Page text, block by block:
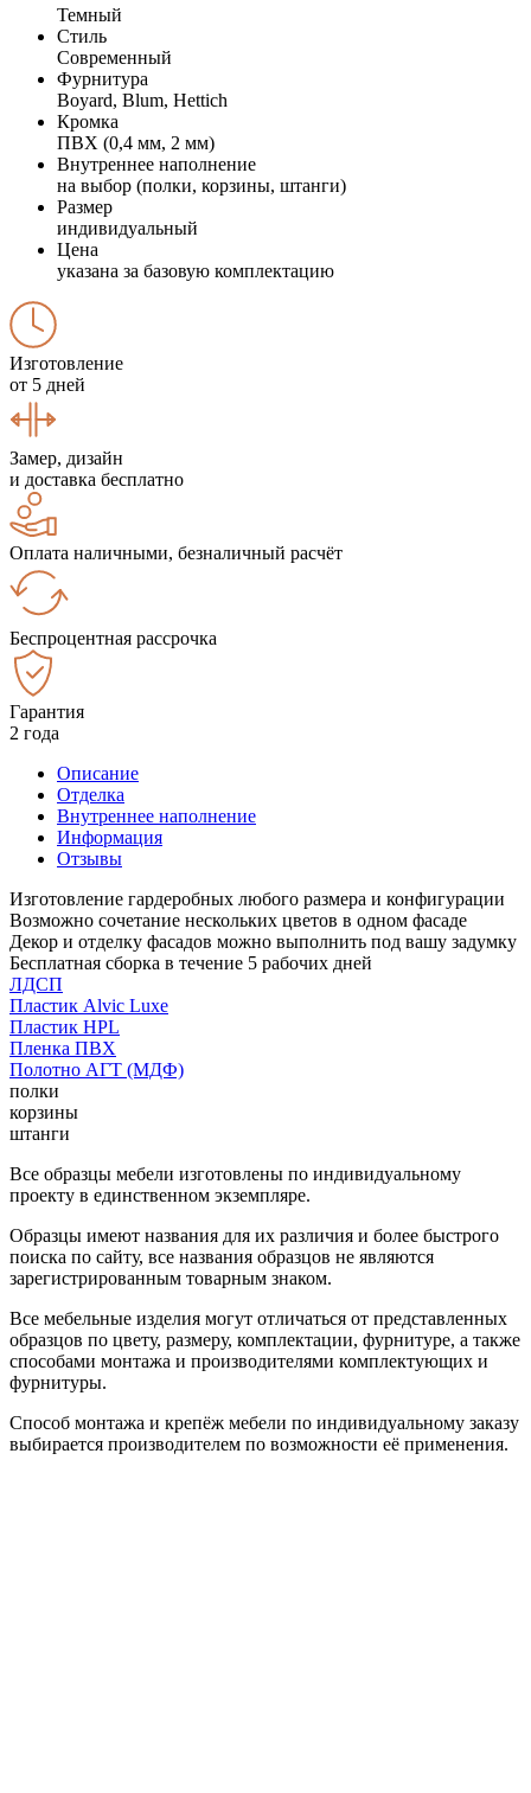
Темный
Стиль
Современный
Фурнитура
Boyard, Blum, Hettich
Кромка
ПВХ (0,4 мм, 2 мм)
Внутреннее наполнение
на выбор (полки, корзины, штанги)
Размер
индивидуальный
Цена
указана за базовую комплектацию
Изготовление
от 5 дней
Замер, дизайн
и доставка бесплатно
Оплата наличными, безналичный расчёт
Беспроцентная рассрочка
Гарантия
2 года
Описание
Отделка
Внутреннее наполнение
Информация
Отзывы
Изготовление гардеробных любого размера и конфигурации
Возможно сочетание нескольких цветов в одном фасаде
Декор и отделку фасадов можно выполнить под вашу задумку
Бесплатная сборка в течение 5 рабочих дней
ЛДСП
Пластик Alvic Luxe
Пластик HPL
Пленка ПВХ
Полотно АГТ (МДФ)
полки
корзины
штанги
Все образцы мебели изготовлены по индивидуальному
проекту в единственном экземпляре.
Образцы имеют названия для их различия и более быстрого
поиска по сайту, все названия образцов не являются
зарегистрированным товарным знаком.
Все мебельные изделия могут отличаться от представленных
образцов по цвету, размеру, комплектации, фурнитуре, а также
способами монтажа и производителями комплектующих и
фурнитуры.
Способ монтажа и крепёж мебели по индивидуальному заказу
выбирается производителем по возможности её применения.